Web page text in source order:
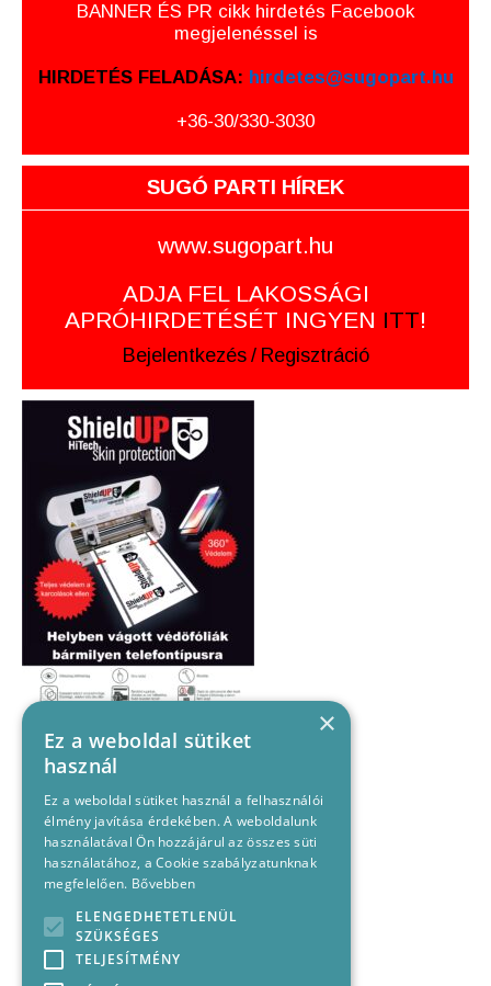
BANNER ÉS PR cikk hirdetés Facebook
megjelenéssel is
HIRDETÉS FELADÁSA: hirdetes@sugopart.hu
+36-30/330-3030
SUGÓ PARTI HÍREK
www.sugopart.hu
ADJA FEL LAKOSSÁGI
APRÓHIRDETÉSÉT INGYEN ITT!
Bejelentkezés / Regisztráció
×
Ez a weboldal sütiket
használ
Ez a weboldal sütiket használ a felhasználói
élmény javítása érdekében. A weboldalunk
használatával Ön hozzájárul az összes süti
használatához, a Cookie szabályzatunknak
megfelelően. Bővebben
ELENGEDHETETLENÜL
SZÜKSÉGES
TELJESÍTMÉNY